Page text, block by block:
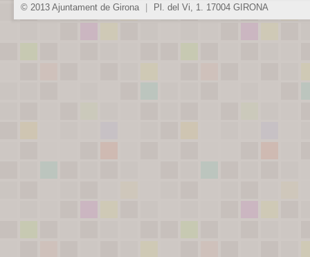
© 2013 Ajuntament de Girona Pl. del Vi, 1. 17004 GIRONA